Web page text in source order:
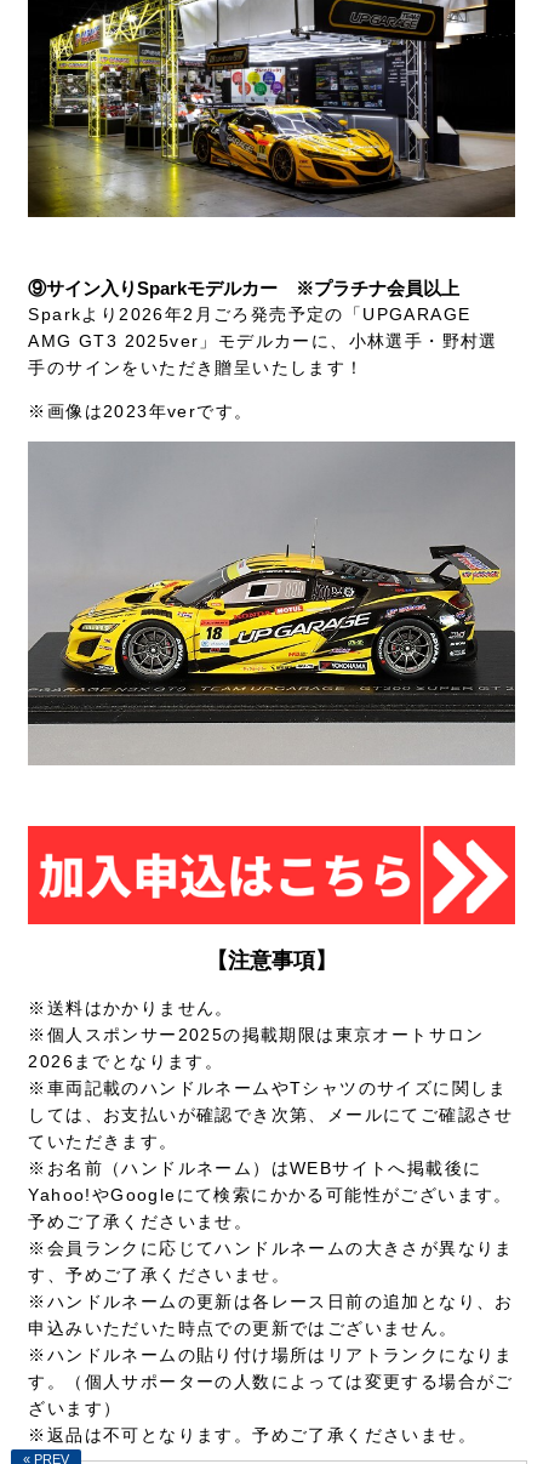
⑨サイン入りSparkモデルカー ※プラチナ会員以上
Sparkより2026年2月ごろ発売予定の「UPGARAGE
AMG GT3 2025ver」モデルカーに、小林選手・野村選
手のサインをいただき贈呈いたします！
※画像は2023年verです。
【注意事項】
※送料はかかりません。
※個人スポンサー2025の掲載期限は東京オートサロン
2026までとなります。
※車両記載のハンドルネームやTシャツのサイズに関しま
しては、お支払いが確認でき次第、メールにてご確認させ
ていただきます。
※お名前（ハンドルネーム）はWEBサイトへ掲載後に
Yahoo!やGoogleにて検索にかかる可能性がございます。
予めご了承くださいませ。
※会員ランクに応じてハンドルネームの大きさが異なりま
す、予めご了承くださいませ。
※ハンドルネームの更新は各レース日前の追加となり、お
申込みいただいた時点での更新ではございません。
※ハンドルネームの貼り付け場所はリアトランクになりま
す。（個人サポーターの人数によっては変更する場合がご
ざいます）
※返品は不可となります。予めご了承くださいませ。